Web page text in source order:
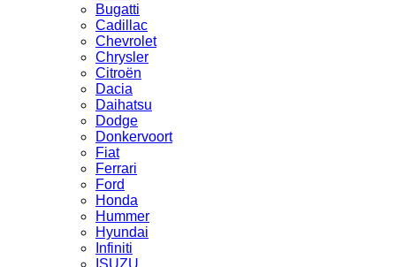
Bugatti
Cadillac
Chevrolet
Chrysler
Citroën
Dacia
Daihatsu
Dodge
Donkervoort
Fiat
Ferrari
Ford
Honda
Hummer
Hyundai
Infiniti
ISUZU